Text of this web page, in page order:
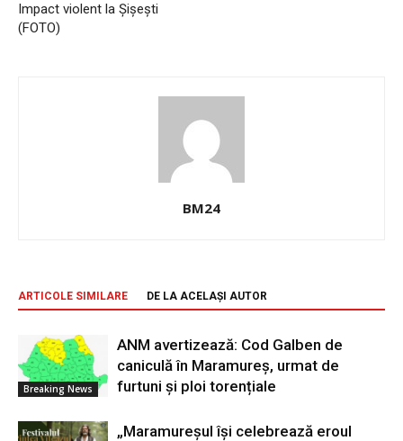
Impact violent la Șișești
(FOTO)
BM24
ARTICOLE SIMILARE DE LA ACELAȘI AUTOR
Breaking News
ANM avertizează: Cod Galben de
caniculă în Maramureș, urmat de
furtuni și ploi torențiale
„Maramureșul își celebrează eroul